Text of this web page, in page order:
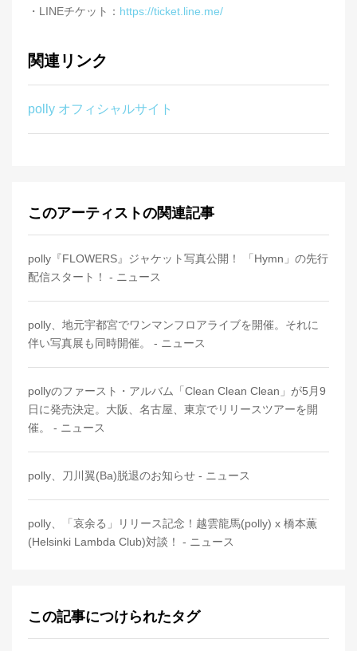
・LINEチケット： https://ticket.line.me/
関連リンク
polly オフィシャルサイト
このアーティストの関連記事
polly『FLOWERS』ジャケット写真公開！ 「Hymn」の先行
配信スタート！ - ニュース
polly、地元宇都宮でワンマンフロアライブを開催。それに
伴い写真展も同時開催。 - ニュース
pollyのファースト・アルバム「Clean Clean Clean」が5月9
日に発売決定。大阪、名古屋、東京でリリースツアーを開
催。 - ニュース
polly、刀川翼(Ba)脱退のお知らせ - ニュース
polly、「哀余る」リリース記念！越雲龍馬(polly) x 橋本薫
(Helsinki Lambda Club)対談！ - ニュース
この記事につけられたタグ